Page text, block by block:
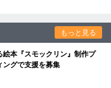
もっと見る
本『スモックリン』制作プ
グで支援を募集